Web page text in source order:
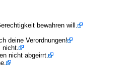
bewahren will.
deine Verordnungen!
nicht.
nicht abgeirrt.